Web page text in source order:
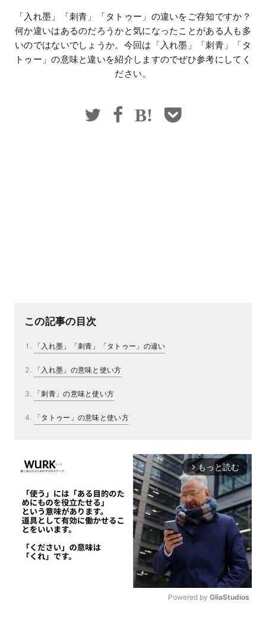
「入れ墨」「刺青」「タトゥー」の違いをご存知ですか？
何か違いはあるのだろうかと気になったことがある人も多
いのではないでしょうか。今回は「入れ墨」「刺青」「タ
トゥー」の意味と違いを紹介しますのでぜひ参考にしてく
ださい。
この記事の目次
「入れ墨」「刺青」「タトゥー」の違い
「入れ墨」の意味と使い方
「刺青」の意味と使い方
「タトゥー」の意味と使い方
arrow_forward_ios もっと読む
Powered by GliaStudios